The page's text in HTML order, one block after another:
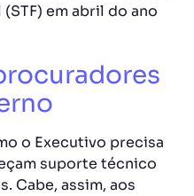
em abril do ano
o Executivo precisa
suporte técnico
Cabe, assim, aos